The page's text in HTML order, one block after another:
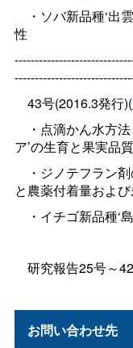
・ソバ新品種‘出
性
43号(2016.3発行)(
・点滴かん水方法
ア’の生育と果実品
・ジノテフラン
と農薬付着量およ
・イチゴ新品種‘
研究報告25号～42
お問い合わせ先